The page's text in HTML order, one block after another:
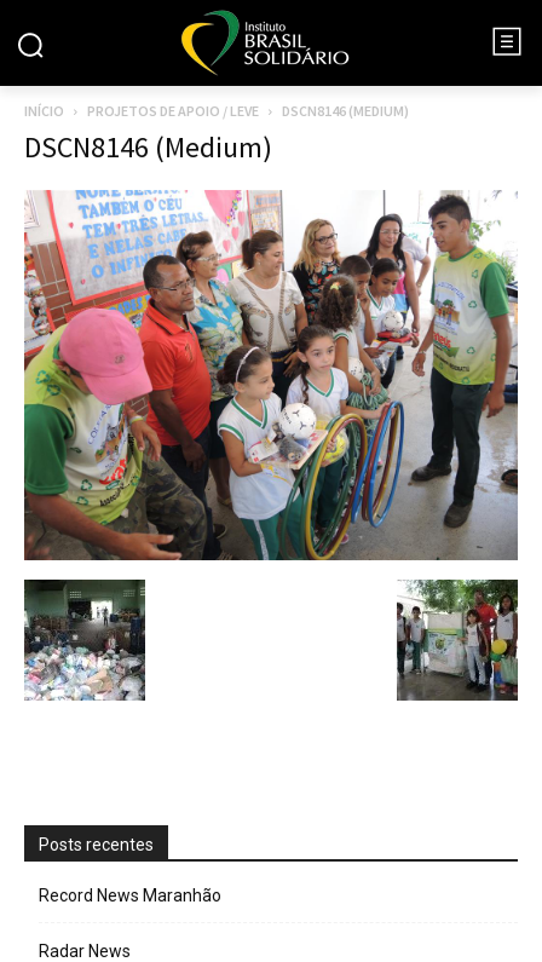
INÍCIO PROJETOS DE APOIO / LEVE DSCN8146 (MEDIUM)
DSCN8146 (Medium)
Posts recentes
Record News Maranhão
Radar News